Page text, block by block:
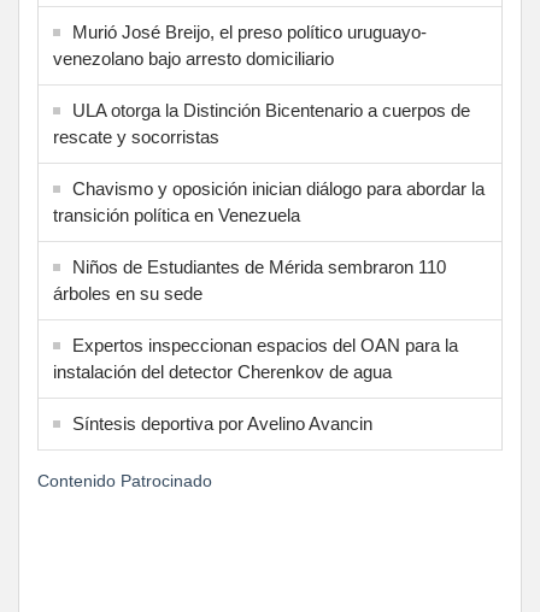
Murió José Breijo, el preso político uruguayo-
venezolano bajo arresto domiciliario
ULA otorga la Distinción Bicentenario a cuerpos de
rescate y socorristas
Chavismo y oposición inician diálogo para abordar la
transición política en Venezuela
Niños de Estudiantes de Mérida sembraron 110
árboles en su sede
Expertos inspeccionan espacios del OAN para la
instalación del detector Cherenkov de agua
Síntesis deportiva por Avelino Avancin
Contenido Patrocinado